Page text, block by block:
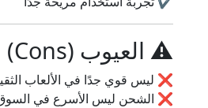
⚠️ العيوب (Cons)
❌ ليس قوي جدًا في الألعاب
❌ الشحن ليس الأسرع في